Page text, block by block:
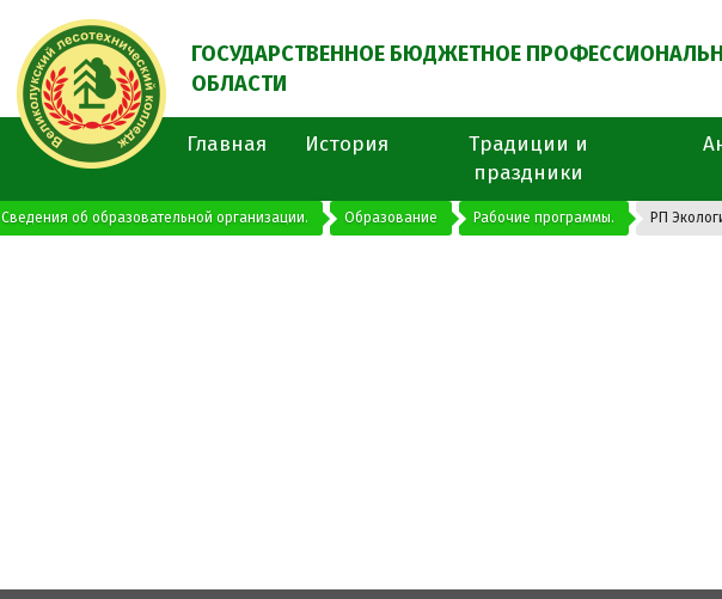
ГОСУДАРСТВЕННОЕ БЮДЖЕТНОЕ
ОБЛАСТИ
Главная История
Традиции и
праздники
Сведения об образовательной организации. Образование Рабочие программы. РП